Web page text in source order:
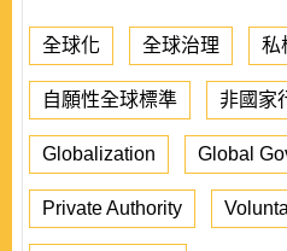
全球化 全球治理 私
自願性全球標準 非國家
Globalization Global
Private Authority